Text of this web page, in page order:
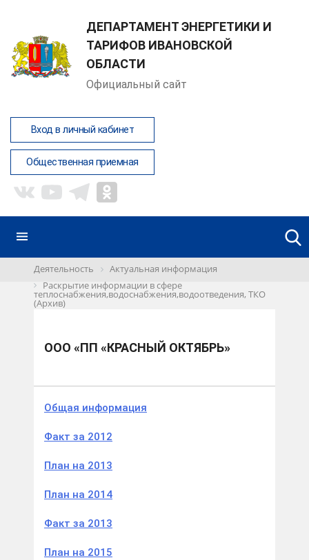
ДЕПАРТАМЕНТ ЭНЕРГЕТИКИ И
ТАРИФОВ ИВАНОВСКОЙ
ОБЛАСТИ
Официальный сайт
Вход в личный кабинет
Общественная приемная
Деятельность
Актуальная информация
Раскрытие информации в сфере
теплоснабжения,водоснабжения,водоотведения, ТКО
(Архив)
ООО «ПП «КРАСНЫЙ ОКТЯБРЬ»
Общая информация
Факт за 2012
План на 2013
План на 2014
Факт за 2013
План на 2015